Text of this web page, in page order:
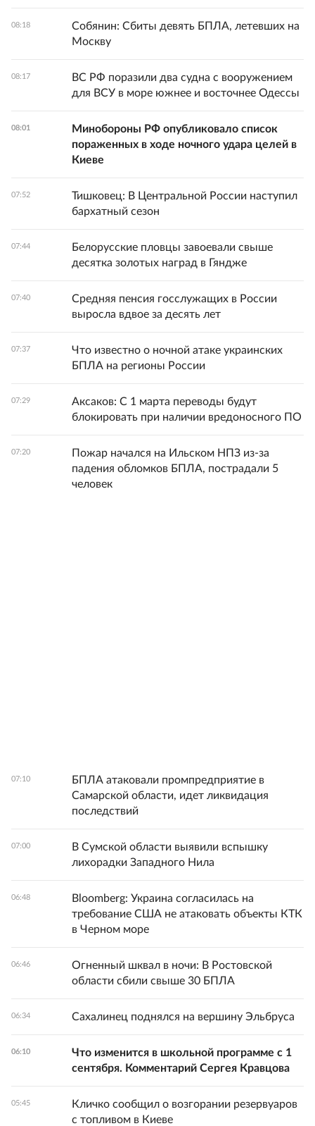
08:18
Собянин: Сбиты девять БПЛА, летевших на
Москву
08:17
ВС РФ поразили два судна с вооружением
для ВСУ в море южнее и восточнее Одессы
08:01
Минобороны РФ опубликовало список
пораженных в ходе ночного удара целей в
Киеве
07:52
Тишковец: В Центральной России наступил
бархатный сезон
07:44
Белорусские пловцы завоевали свыше
десятка золотых наград в Гяндже
07:40
Средняя пенсия госслужащих в России
выросла вдвое за десять лет
07:37
Что известно о ночной атаке украинских
БПЛА на регионы России
07:29
Аксаков: С 1 марта переводы будут
блокировать при наличии вредоносного ПО
07:20
Пожар начался на Ильском НПЗ из-за
падения обломков БПЛА, пострадали 5
человек
07:10
БПЛА атаковали промпредприятие в
Самарской области, идет ликвидация
последствий
07:00
В Сумской области выявили вспышку
лихорадки Западного Нила
06:48
Bloomberg: Украина согласилась на
требование США не атаковать объекты КТК
в Черном море
06:46
Огненный шквал в ночи: В Ростовской
области сбили свыше 30 БПЛА
06:34 Сахалинец поднялся на вершину Эльбруса
06:10
Что изменится в школьной программе с 1
сентября. Комментарий Сергея Кравцова
05:45
Кличко сообщил о возгорании резервуаров
с топливом в Киеве